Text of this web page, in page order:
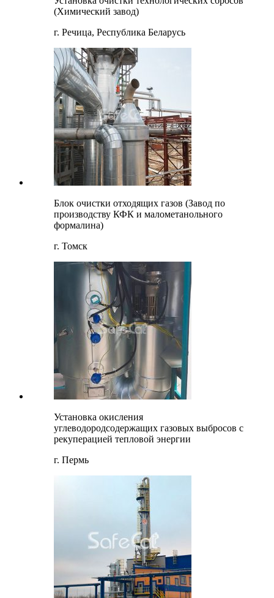
(Химический завод)
г. Речица, Республика Беларусь
Блок очистки отходящих газов (Завод по
производству КФК и малометанольного
формалина)
г. Томск
Установка окисления
углеводородсодержащих газовых выбросов с
рекуперацией тепловой энергии
г. Пермь